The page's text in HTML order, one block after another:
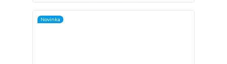
Novinka